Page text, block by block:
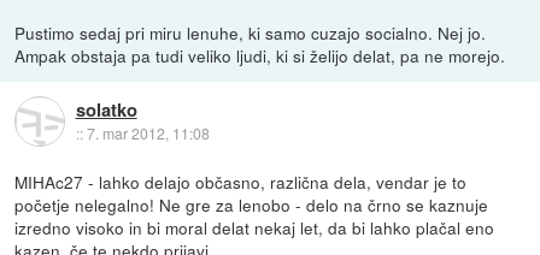
Pustimo sedaj pri miru lenuhe, ki samo cuzajo socialno. Nej jo.
Ampak obstaja pa tudi veliko ljudi, ki si želijo delat, pa ne morejo.
solatko
::7. mar 2012, 11:08
MIHAc27 - lahko delajo občasno, različna dela, vendar je to
početje nelegalno! Ne gre za lenobo - delo na črno se kaznuje
izredno visoko in bi moral delat nekaj let, da bi lahko plačal eno
kazen, če te nekdo prijavi.